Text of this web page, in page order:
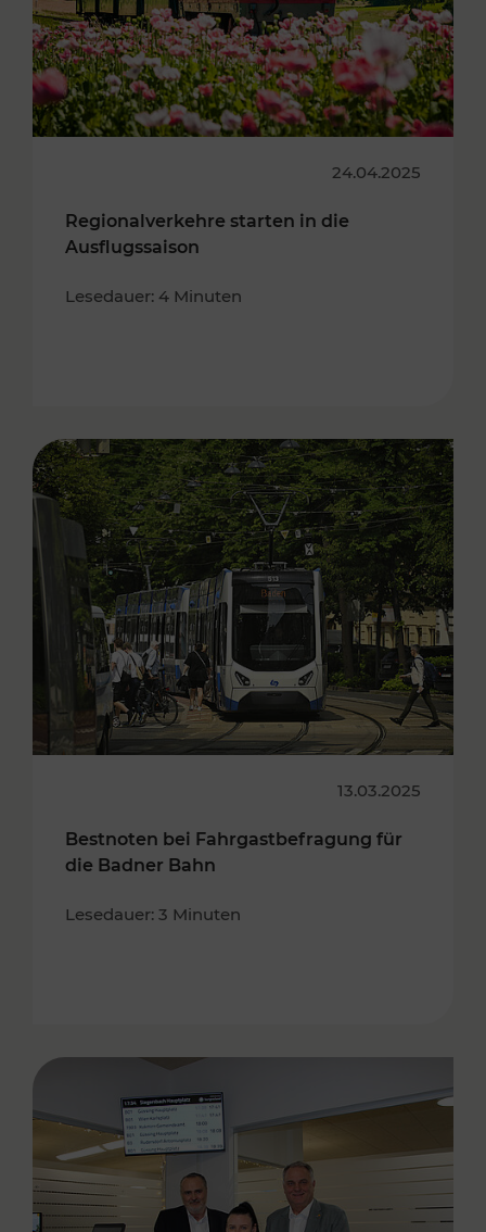
24.04.2025
Regionalverkehre starten in die
Ausflugssaison
Lesedauer: 4 Minuten
13.03.2025
Bestnoten bei Fahrgastbefragung für
die Badner Bahn
Lesedauer: 3 Minuten